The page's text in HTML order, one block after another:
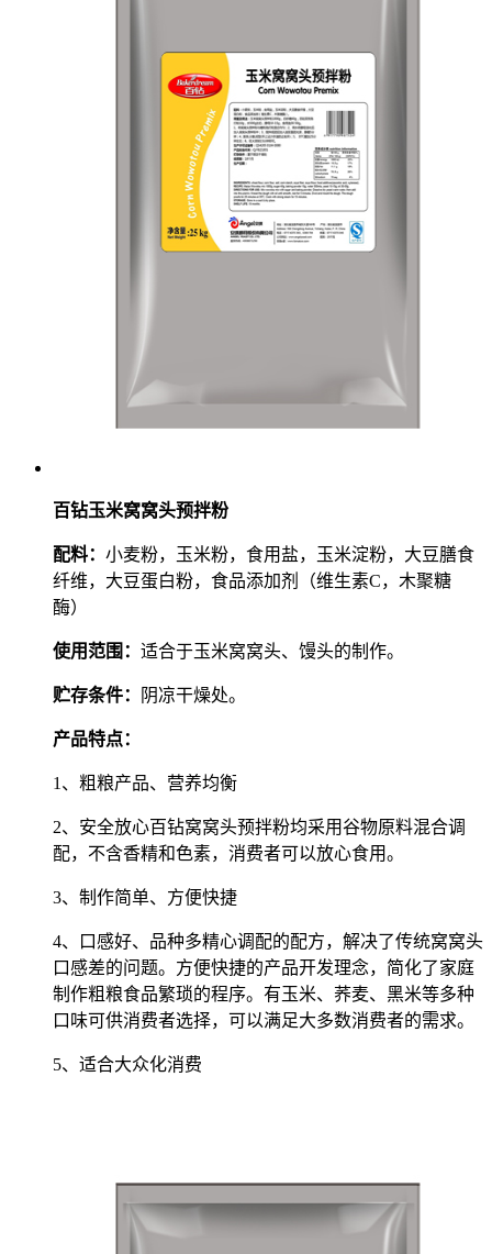
百钻玉米窝窝头预拌粉
配料： 小麦粉，玉米粉，食用盐，玉米淀粉，大豆膳食
纤维，大豆蛋白粉，食品添加剂（维生素C，木聚糖
酶）
使用范围： 适合于玉米窝窝头、馒头的制作。
贮存条件： 阴凉干燥处。
产品特点：
1、粗粮产品、营养均衡
2、安全放心百钻窝窝头预拌粉均采用谷物原料混合调
配，不含香精和色素，消费者可以放心食用。
3、制作简单、方便快捷
4、口感好、品种多精心调配的配方，解决了传统窝窝头
口感差的问题。方便快捷的产品开发理念，简化了家庭
制作粗粮食品繁琐的程序。有玉米、荞麦、黑米等多种
口味可供消费者选择，可以满足大多数消费者的需求。
5、适合大众化消费